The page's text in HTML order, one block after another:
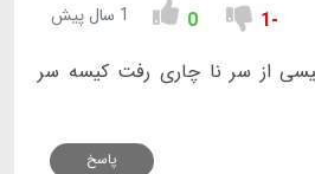
-1
0 1 سال پیش
از سر نا چاری رفت کیسه سر
پاسخ